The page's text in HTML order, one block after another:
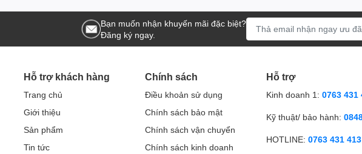
8 sẽ được trải nghiệm dịch vụ bảo hành 5 sao: Bảo hành toàn bộ sản phẩm 1 năm
và kích hoạt bảo hành điện tử), giúp bạn tuyệt đối yên tâm tin tưởng vào chất lượng
năng khác đang mong chờ Bạn trải nghiệm: Hút ẩm, cài đặt hẹn giờ...
Bạn muốn nhận khuyến mãi đặc biệt?
Đăng ký ngay.
Hỗ trợ khách hàng
Trang chủ
Giới thiệu
Sản phẩm
Tin tức
Chính sách
Điều khoản sử dụng
Chính sách bảo mật
Chính sách vận chuyển
Chính sách kinh doanh
Hỗ trợ
Kinh doanh 1: 0763 431
Kỹ thuật/ bảo hành:
HOTLINE: 0763 431 413